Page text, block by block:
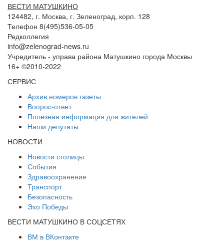
ВЕСТИ МАТУШКИНО
124482, г. Москва, г. Зеленоград, корп. 128
Телефон 8(495)536-05-05
Редколлегия
info@zelenograd-news.ru
Учредитель - управа района Матушкино города Москвы
16+ ©2010-2022
СЕРВИС
Архив номеров газеты
Вопрос-ответ
Полезная информация для жителей
Наши депутаты
НОВОСТИ
Новости столицы
События
Здравоохранение
Транспорт
Безопасность
Эхо Победы
ВЕСТИ МАТУШКИНО В СОЦСЕТЯХ
ВМ в ВКонтакте